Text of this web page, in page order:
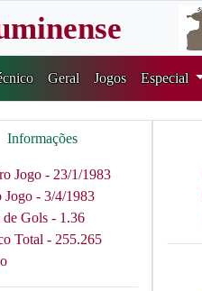
Geral Jogos Especial
Informações
Jogo - 23/1/1983
- 3/4/1983
Gols - 1.36
Total - 255.265